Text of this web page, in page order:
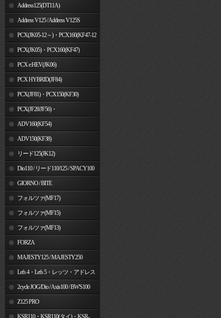
Address125(DT11A)
Address V125 / Address V125S
PCX(JK05-12～)・PCX160(KF47-12
～) PCX(JK05)・PCX160(KF47)
PCX e:HEV(JK06)
PCX HYBRID(JF84)
PCX(JF81)・PCX150(KF30)
PCX(JF28/JF56)・
PCX150(KF12/KF18)
ADV160(KF54)
ADV150(KF38)
リード125(JK12)
Dio110 / リード110/125 / SPACY100
GIORNO / BITE
フォルツァ(MF17)
フォルツァ(MF15)
フォルツァ(MF13)
FORZA
MAJESTY125 / MAJESTY250
Let's 4・Let's 5・レッツ・アドレス
V50 2cycle JOG/Dio / Axis100 / BW'S100
Z125 PRO
KSR110・KSR110(タイ)・KSR-